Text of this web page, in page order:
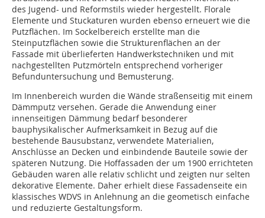
des Jugend- und Reformstils wieder hergestellt. Florale
Elemente und Stuckaturen wurden ebenso erneuert wie die
Putzflächen. Im Sockelbereich erstellte man die
Steinputzflächen sowie die Strukturenflächen an der
Fassade mit überlieferten Handwerkstechniken und mit
nachgestellten Putzmörteln entsprechend vorheriger
Befunduntersuchung und Bemusterung.
Im Innenbereich wurden die Wände straßenseitig mit einem
Dämmputz versehen. Gerade die Anwendung einer
innenseitigen Dämmung bedarf besonderer
bauphysikalischer Aufmerksamkeit in Bezug auf die
bestehende Bausubstanz, verwendete Materialien,
Anschlüsse an Decken und einbindende Bauteile sowie der
späteren Nutzung. Die Hoffassaden der um 1900 errichteten
Gebäuden waren alle relativ schlicht und zeigten nur selten
dekorative Elemente. Daher erhielt diese Fassadenseite ein
klassisches WDVS in Anlehnung an die geometisch einfache
und reduzierte Gestaltungsform.